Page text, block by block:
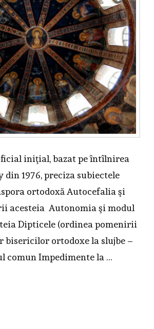
iniţial, bazat pe întîlnirea
din 1976, preciza subiectele
ortodoxă Autocefalia şi
acesteia Autonomia şi modul
Dipticele (ordinea pomenirii
ortodoxe la slujbe –
comun Impedimente la …